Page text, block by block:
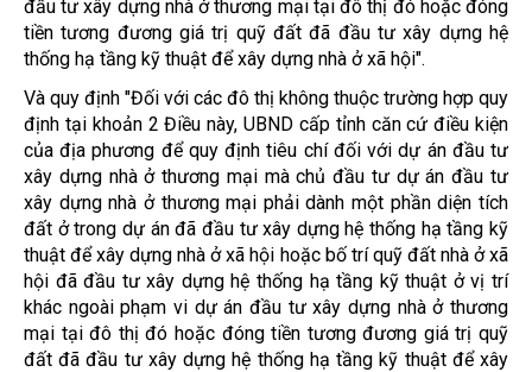
đầu tư xây dựng nhà ở thương mại tại đô thị đó hoặc đóng
tiền tương đương giá trị quỹ đất đã đầu tư xây dựng hệ
thống hạ tầng kỹ thuật để xây dựng nhà ở xã hội".
Và quy định "Đối với các đô thị không thuộc trường hợp quy
định tại khoản 2 Điều này, UBND cấp tỉnh căn cứ điều kiện
của địa phương để quy định tiêu chí đối với dự án đầu tư
xây dựng nhà ở thương mại mà chủ đầu tư dự án đầu tư
xây dựng nhà ở thương mại phải dành một phần diện tích
đất ở trong dự án đã đầu tư xây dựng hệ thống hạ tầng kỹ
thuật để xây dựng nhà ở xã hội hoặc bố trí quỹ đất nhà ở xã
hội đã đầu tư xây dựng hệ thống hạ tầng kỹ thuật ở vị trí
khác ngoài phạm vi dự án đầu tư xây dựng nhà ở thương
mại tại đô thị đó hoặc đóng tiền tương đương giá trị quỹ
đất đã đầu tư xây dựng hệ thống hạ tầng kỹ thuật để xây